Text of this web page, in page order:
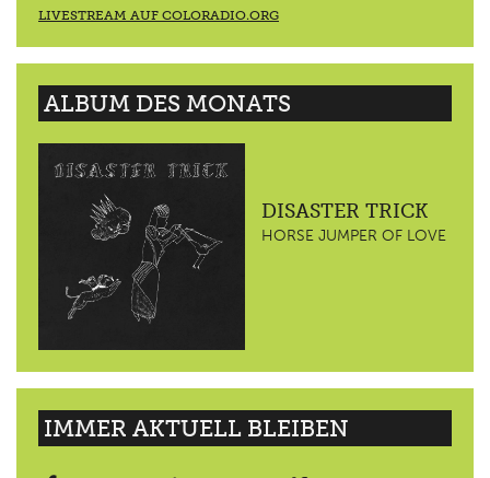
LIVESTREAM AUF COLORADIO.ORG
ALBUM DES MONATS
DISASTER TRICK
HORSE JUMPER OF LOVE
IMMER AKTUELL BLEIBEN